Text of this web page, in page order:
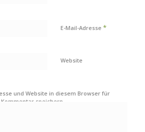
E-Mail-Adresse *
Website
und Website in diesem Browser für
speichern.